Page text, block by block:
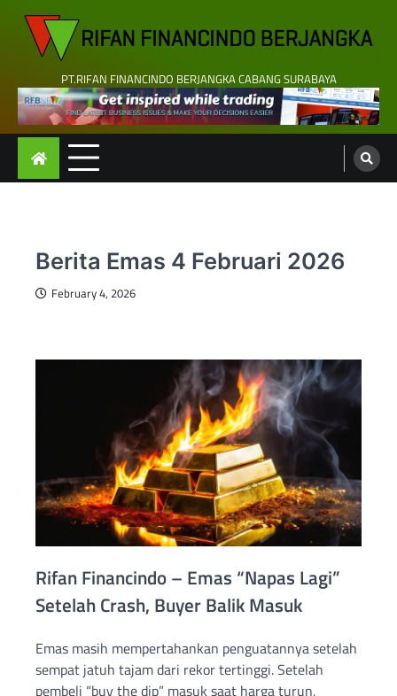
content
PT.RIFAN FINANCINDO BERJANGKA CABANG SURABAYA
Berita Emas 4 Februari 2026
February 4, 2026
Rifan Financindo – Emas “Napas Lagi”
Setelah Crash, Buyer Balik Masuk
Emas masih mempertahankan penguatannya setelah
sempat jatuh tajam dari rekor tertinggi. Setelah
pembeli “buy the dip” masuk saat harga turun,